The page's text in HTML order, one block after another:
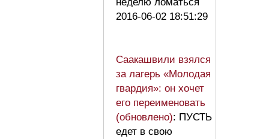
2016-06-02 18:51:29
Саакашвили взялся
за лагерь «Молодая
гвардия»: он хочет
его переименовать
(обновлено): ПУСТЬ
едет в свою